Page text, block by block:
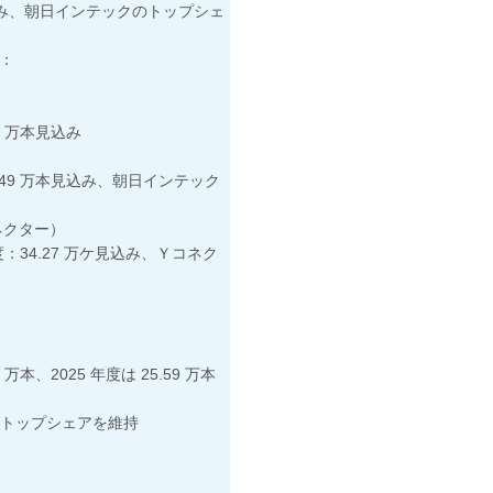
朝日インテックのトップシェ
本見込み
万本見込み、朝日インテック
ター）
34.27 万ケ見込み、Ｙコネク
本、2025 年度は 25.59 万本
ップシェアを維持